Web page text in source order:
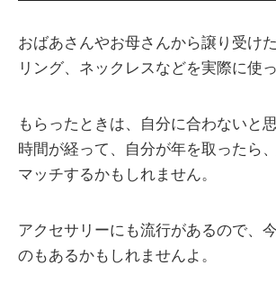
おばあさんやお母さんから譲り受け
リング、ネックレスなどを実際に使
もらったときは、自分に合わないと
時間が経って、自分が年を取ったら
マッチするかもしれません。
アクセサリーにも流行があるので、
のもあるかもしれませんよ。